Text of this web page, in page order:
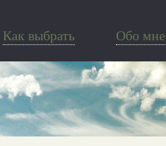
Как выбрать Обо мне